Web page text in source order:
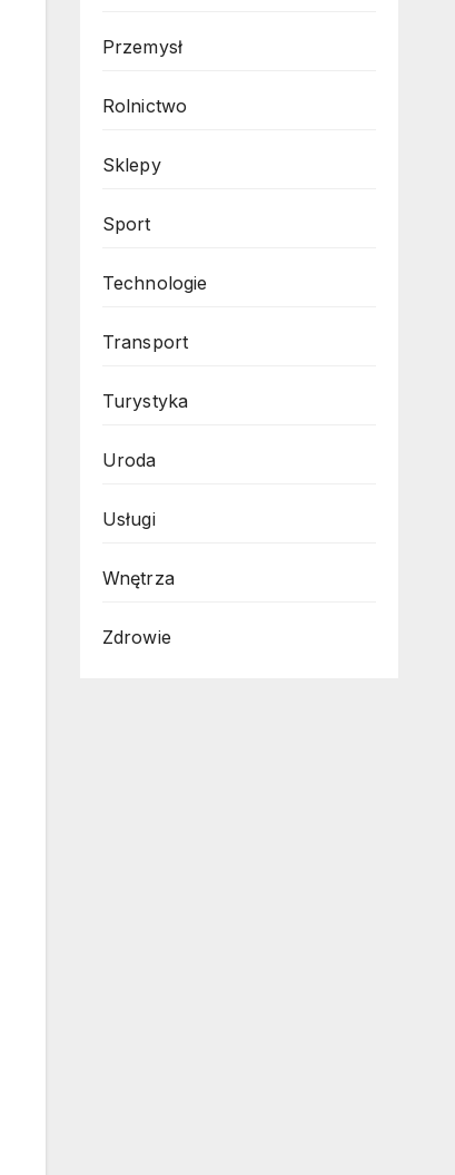
Przemysł
Rolnictwo
Sklepy
Sport
Technologie
Transport
Turystyka
Uroda
Usługi
Wnętrza
Zdrowie